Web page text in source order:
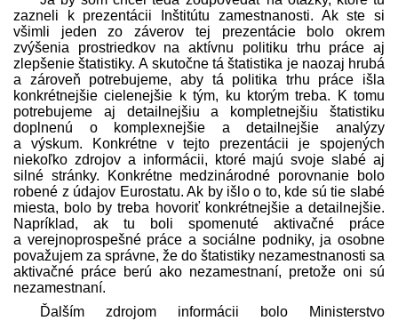
zazneli k prezentácii Inštitútu zamestnanosti. Ak ste si
všimli jeden zo záverov tej prezentácie bolo okrem
zvýšenia prostriedkov na aktívnu politiku trhu práce aj
zlepšenie štatistiky. A skutočne tá štatistika je naozaj hrubá
a zároveň potrebujeme, aby tá politika trhu práce išla
konkrétnejšie cielenejšie k tým, ku ktorým treba. K tomu
potrebujeme aj detailnejšiu a kompletnejšiu štatistiku
doplnenú o komplexnejšie a detailnejšie analýzy
a výskum. Konkrétne v tejto prezentácii je spojených
niekoľko zdrojov a informácii, ktoré majú svoje slabé aj
silné stránky. Konkrétne medzinárodné porovnanie bolo
robené z údajov Eurostatu. Ak by išlo o to, kde sú tie slabé
miesta, bolo by treba hovoriť konkrétnejšie a detailnejšie.
Napríklad, ak tu boli spomenuté aktivačné práce
a verejnoprospešné práce a sociálne podniky, ja osobne
považujem za správne, že do štatistiky nezamestnanosti sa
aktivačné práce berú ako nezamestnaní, pretože oni sú
nezamestnaní.
Ďalším zdrojom informácii bolo Ministerstvo